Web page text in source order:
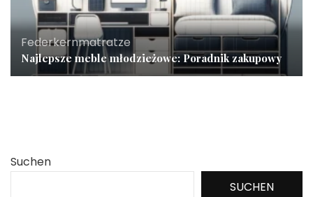
Federkernmatratze
Najlepsze meble młodzieżowe: Poradnik zakupowy
Suchen
SUCHEN